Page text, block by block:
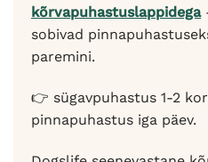
kõrvapuhastuslappidega
sobivad
paremini.
👉 sügavpuhastus 1-2
pinnapuhastus iga päev.